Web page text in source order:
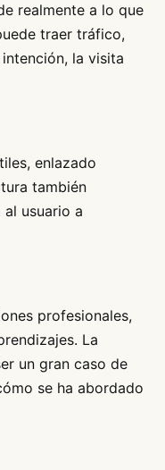
realmente a lo que
traer tráfico,
la visita
enlazado
también
usuario a
profesionales,
La
un gran caso de
se ha abordado